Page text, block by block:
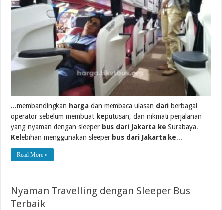
...membandingkan harga dan membaca ulasan dari berbagai
operator sebelum membuat keputusan, dan nikmati perjalanan
yang nyaman dengan sleeper bus dari Jakarta ke Surabaya.
Ke lebihan menggunakan sleeper bus dari Jakarta ke...
Read More »
Nyaman Travelling dengan Sleeper Bus
Terbaik